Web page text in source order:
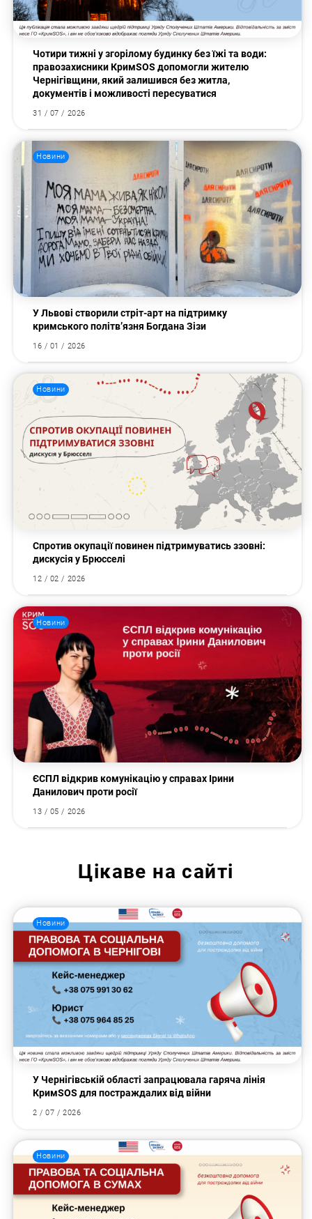
Пошук за запитом:
Чотири тижні у згорілому будинку без їжі та води:
правозахисники КримSOS допомогли жителю
Чернігівщини, який залишився без житла,
документів і можливості пересуватися
31 / 07 / 2026
Новини
У Львові створили стріт-арт на підтримку
кримського політв’язня Богдана Зізи
16 / 01 / 2026
Новини
Спротив окупації повинен підтримуватись ззовні:
дискусія у Брюсселі
12 / 02 / 2026
Новини
ЄСПЛ відкрив комунікацію у справах Ірини
Данилович проти росії
13 / 05 / 2026
Цікаве на сайті
Новини
У Чернігівській області запрацювала гаряча лінія
КримSOS для постраждалих від війни
2 / 07 / 2026
Новини